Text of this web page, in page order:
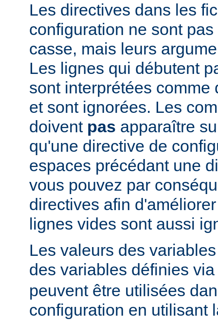
Les directives dans les
configuration ne sont
casse, mais leurs
Les lignes qui débutent
sont interprétées comme
et sont ignorées. Les
doivent pas apparaître
qu'une directive de
espaces précédant une
vous pouvez par
directives afin
lignes vides sont aussi
Les valeurs des
des variables définies
peuvent être utilisées
configuration en utilisant